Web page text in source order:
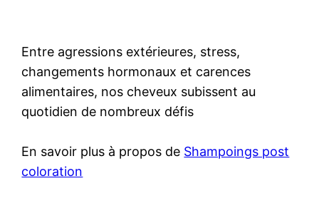
Entre agressions extérieures, stress,
changements hormonaux et carences
alimentaires, nos cheveux subissent au
quotidien de nombreux défis
En savoir plus à propos de Shampoings post
coloration